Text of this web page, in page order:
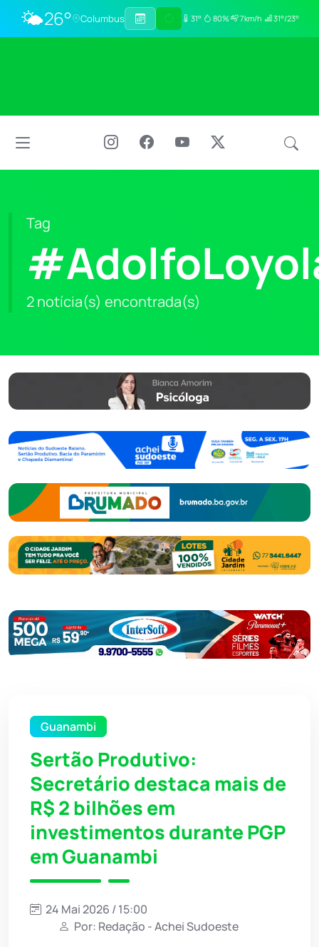
🌤️26° Columbus 31° 80% 7km/h 31°/23°
Tag
2 notícia(s) encontrada(s)
Guanambi
Sertão Produtivo:
Secretário destaca mais de
R$ 2 bilhões em
investimentos durante PGP
em Guanambi
24 Mai 2026 / 15:00
Por: Redação - Achei Sudoeste